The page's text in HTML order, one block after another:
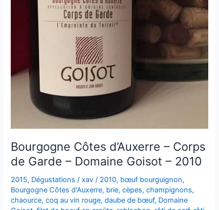
Bourgogne Côtes d’Auxerre – Corps
de Garde – Domaine Goisot – 2010
2015, Dégustations /xav/ 2010, bœuf bourguignon,
Bourgogne Côtes d'Auxerre, brie,cèpes,champignons,
chaource,coq au vin rouge,daube de bœuf, Domaine